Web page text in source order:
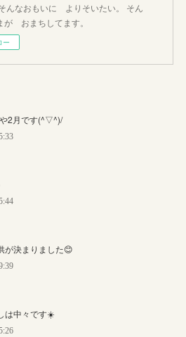
んなおもいに よりそいたい。 そん
おまちしてます。
ー
2月です(^▽^)/
が決まりました😊
は中々です☀️